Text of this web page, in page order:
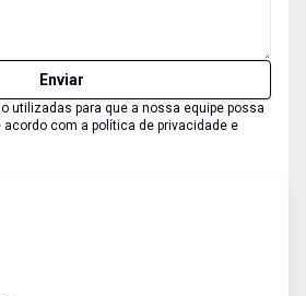
Enviar
utilizadas para que a nossa equipe possa
com a política de privacidade e